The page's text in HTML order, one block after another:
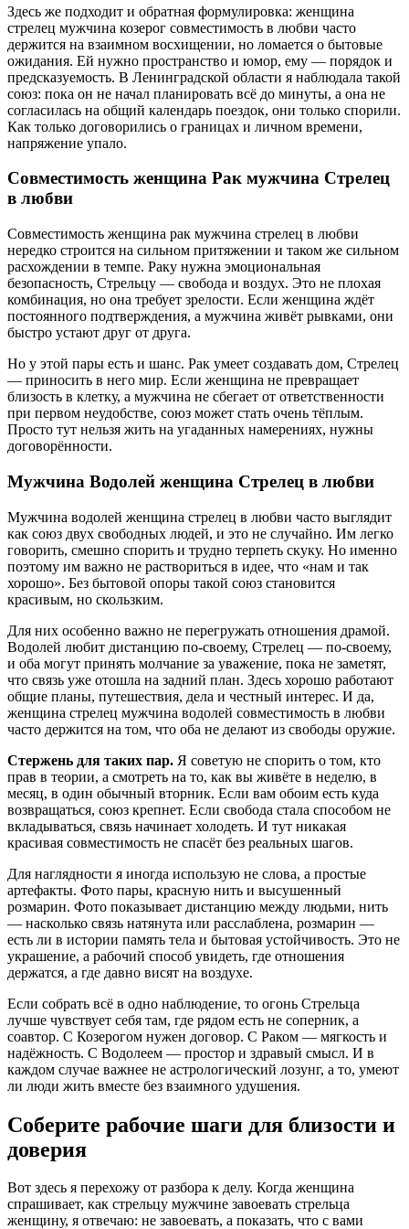
Здесь же подходит и обратная формулировка: женщина
стрелец мужчина козерог совместимость в любви часто
держится на взаимном восхищении, но ломается о бытовые
ожидания. Ей нужно пространство и юмор, ему — порядок и
предсказуемость. В Ленинградской области я наблюдала такой
союз: пока он не начал планировать всё до минуты, а она не
согласилась на общий календарь поездок, они только спорили.
Как только договорились о границах и личном времени,
напряжение упало.
Совместимость женщина Рак мужчина Стрелец
в любви
Совместимость женщина рак мужчина стрелец в любви
нередко строится на сильном притяжении и таком же сильном
расхождении в темпе. Раку нужна эмоциональная
безопасность, Стрельцу — свобода и воздух. Это не плохая
комбинация, но она требует зрелости. Если женщина ждёт
постоянного подтверждения, а мужчина живёт рывками, они
быстро устают друг от друга.
Но у этой пары есть и шанс. Рак умеет создавать дом, Стрелец
— приносить в него мир. Если женщина не превращает
близость в клетку, а мужчина не сбегает от ответственности
при первом неудобстве, союз может стать очень тёплым.
Просто тут нельзя жить на угаданных намерениях, нужны
договорённости.
Мужчина Водолей женщина Стрелец в любви
Мужчина водолей женщина стрелец в любви часто выглядит
как союз двух свободных людей, и это не случайно. Им легко
говорить, смешно спорить и трудно терпеть скуку. Но именно
поэтому им важно не раствориться в идее, что «нам и так
хорошо». Без бытовой опоры такой союз становится
красивым, но скользким.
Для них особенно важно не перегружать отношения драмой.
Водолей любит дистанцию по-своему, Стрелец — по-своему,
и оба могут принять молчание за уважение, пока не заметят,
что связь уже отошла на задний план. Здесь хорошо работают
общие планы, путешествия, дела и честный интерес. И да,
женщина стрелец мужчина водолей совместимость в любви
часто держится на том, что оба не делают из свободы оружие.
Стержень для таких пар. Я советую не спорить о том, кто
прав в теории, а смотреть на то, как вы живёте в неделю, в
месяц, в один обычный вторник. Если вам обоим есть куда
возвращаться, союз крепнет. Если свобода стала способом не
вкладываться, связь начинает холодеть. И тут никакая
красивая совместимость не спасёт без реальных шагов.
Для наглядности я иногда использую не слова, а простые
артефакты. Фото пары, красную нить и высушенный
розмарин. Фото показывает дистанцию между людьми, нить
— насколько связь натянута или расслаблена, розмарин —
есть ли в истории память тела и бытовая устойчивость. Это не
украшение, а рабочий способ увидеть, где отношения
держатся, а где давно висят на воздухе.
Если собрать всё в одно наблюдение, то огонь Стрельца
лучше чувствует себя там, где рядом есть не соперник, а
соавтор. С Козерогом нужен договор. С Раком — мягкость и
надёжность. С Водолеем — простор и здравый смысл. И в
каждом случае важнее не астрологический лозунг, а то, умеют
ли люди жить вместе без взаимного удушения.
Соберите рабочие шаги для близости и
доверия
Вот здесь я перехожу от разбора к делу. Когда женщина
спрашивает, как стрельцу мужчине завоевать стрельца
женщину, я отвечаю: не завоевать, а показать, что с вами